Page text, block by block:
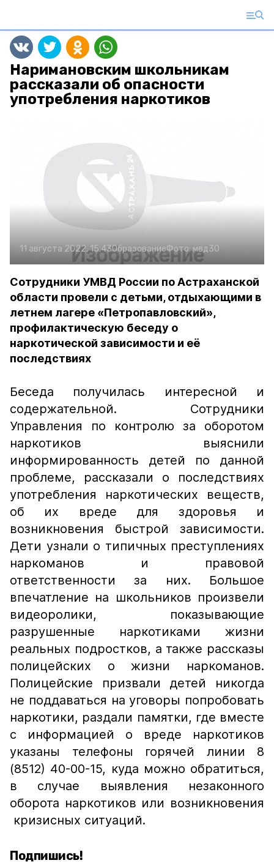
Наримановским школьникам
рассказали об опасности
употребления наркотиков
11 августа 2022, 15:43ОбразованиеФото:мвд30
Сотрудники УМВД России по Астраханской
области провели с детьми, отдыхающими в
летнем лагере «Петропавловский»,
профилактическую беседу о
наркотической зависимости и её
последствиях
Беседа получилась интересной и
содержательной. Сотрудники
Управления по контролю за оборотом
наркотиков выяснили
информированность детей по данной
проблеме, рассказали о последствиях
употребления наркотических веществ,
об их вреде для здоровья и
возникновения быстрой зависимости.
Дети узнали о типичных преступлениях
наркоманов и правовой
ответственности за них. Большое
впечатление на школьников произвели
видеоролики, показывающие
разрушенные наркотиками жизни
реальных подростков, а также рассказы
полицейских о жизни наркоманов.
Полицейские призвали детей никогда
не поддаваться на уговоры попробовать
наркотики, раздали памятки, где вместе
с информацией о вреде наркотиков
указаны телефоны горячей линии 8
(8512) 40-00-15, куда можно обратиться,
в случае выявления незаконного
оборота наркотиков или возникновения
кризисных ситуаций.
Подпишись!